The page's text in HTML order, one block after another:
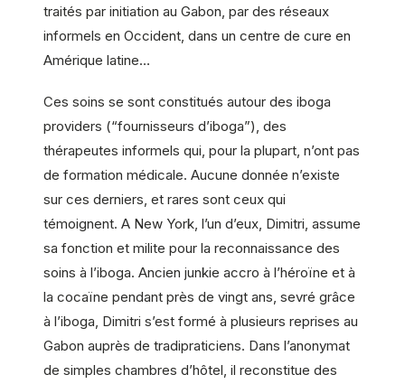
traités par initiation au Gabon, par des réseaux
informels en Occident, dans un centre de cure en
Amérique latine…
Ces soins se sont constitués autour des iboga
providers (“fournisseurs d’iboga”), des
thérapeutes informels qui, pour la plupart, n’ont pas
de formation médicale. Aucune donnée n’existe
sur ces derniers, et rares sont ceux qui
témoignent. A New York, l’un d’eux, Dimitri, assume
sa fonction et milite pour la reconnaissance des
soins à l’iboga. Ancien junkie accro à l’héroïne et à
la cocaïne pendant près de vingt ans, sevré grâce
à l’iboga, Dimitri s’est formé à plusieurs reprises au
Gabon auprès de tradipraticiens. Dans l’anonymat
de simples chambres d’hôtel, il reconstitue des